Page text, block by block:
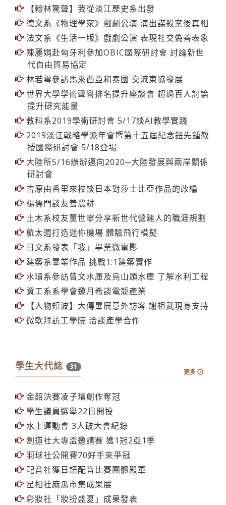
【翰林驚聲】我從淡江歷史系出發
德文系《物理學家》戲劇公演 演出謀殺案後真相
法文系《生活一版》戲劇公演 表現社交偽善表象
陳麗娟赴匈牙利參加OBIC國際研討會 討論新世
代自由貿易協定
林若雩參訪馬來西亞和泰國 交流東協發展
世界大學學術聲譽排名提升座談會 超過百人討論
提升研究能量
教科系2019學術研討會 5/17談AI教學實踐
2019淡江戰略學派年會暨第十五屆紀念鈕先鍾教
授國際研討會 5/18登場
大陸所5/16辦辦邁向2020─大陸發展與兩岸關係
研討會
吉原由香里來校談日本對莎士比亞作品的改編
楊儒門談友善農耕
土木系校友董世寧分享新世代營建人的職涯規劃
航太週打造迷你機場 體驗飛行模擬
日文系發表「我」畢業微電影
建築系畢業作品 挑戰1:1建築實作
水環系參訪曾文水庫及烏山頭水庫 了解水利工程
資工系系學會邀月希談電競產業
【人物短波】大傳畢展意外訪客 謝祖武現身支持
微軟拜訪工學院 洽談產學合作
學生大代誌 31
更多
金韶決賽凌子璿創作奪冠
學生議員選舉22日開投
水上運動會 3人破大會紀錄
劍道社大專盃邀請賽 獲1冠2亞1季
羽球社公開賽70好手來爭冠
配音社獲日語配音比賽團體殿軍
星相社麻瓜市集成果展
彩妝社「妝扮盛夏」成果發表